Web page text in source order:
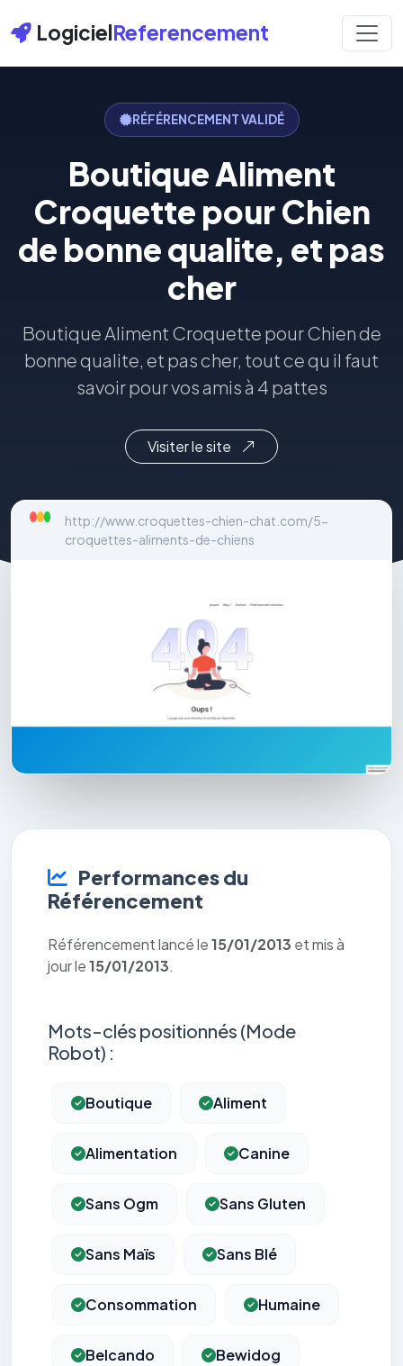
LogicielReferencement
RÉFÉRENCEMENT VALIDÉ
Boutique Aliment
Croquette pour Chien
de bonne qualite, et pas
cher
Boutique Aliment Croquette pour Chien de
bonne qualite, et pas cher, tout ce qu il faut
savoir pour vos amis à 4 pattes
Visiter le site
http://www.croquettes-chien-chat.com/5-
croquettes-aliments-de-chiens
Performances du
Référencement
Référencement lancé le15/01/2013 et mis à
jour le15/01/2013.
Mots-clés positionnés (Mode
Robot) :
Boutique Aliment
Alimentation Canine
Sans Ogm Sans Gluten
Sans Maïs Sans Blé
Consommation Humaine
Belcando Bewidog